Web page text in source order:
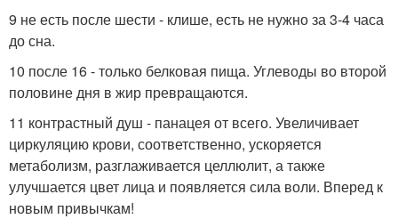
9 не есть после шести - клише, есть не нужно за 3-4 часа
до сна.
10 после 16 - только белковая пища. Углеводы во второй
половине дня в жир превращаются.
11 контрастный душ - панацея от всего. Увеличивает
циркуляцию крови, соответственно, ускоряется
метаболизм, разглаживается целлюлит, а также
улучшается цвет лица и появляется сила воли. Вперед к
новым привычкам!